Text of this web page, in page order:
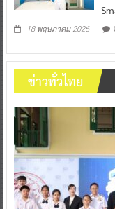
18 พฤษภาคม 2026
ข่าวทั่วไทย